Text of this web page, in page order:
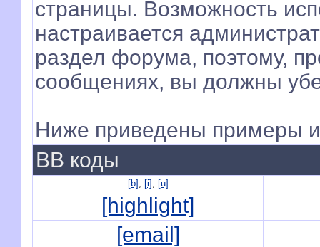
страницы. Возможность
настраивается
раздел форума, поэтому,
сообщениях, вы должны
Ниже приведены примеры
BB коды
[b] , [i] , [u]
[highlight]
[email]